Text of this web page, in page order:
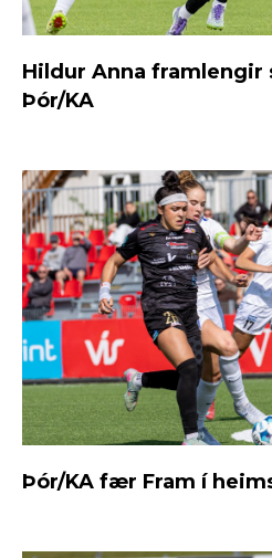
Hildur Anna framlengir
Þór/KA
Þór/KA fær Fram í